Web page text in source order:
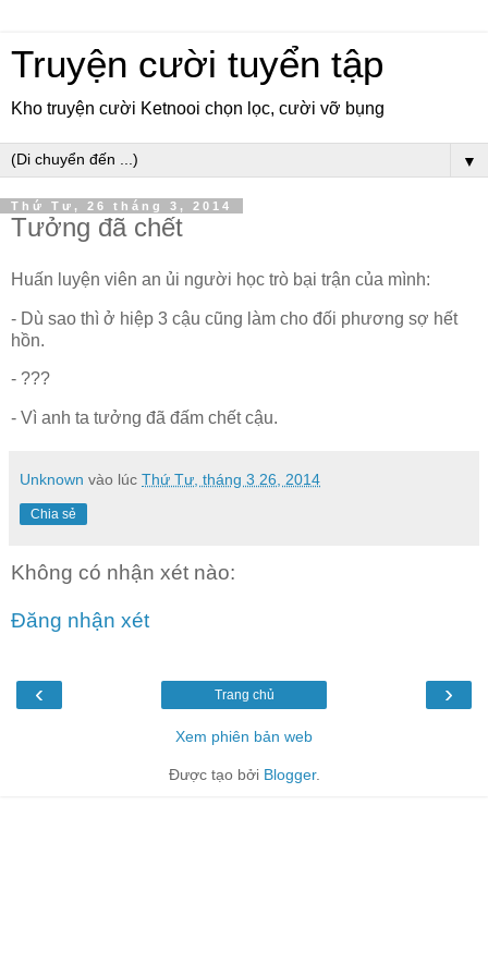
Truyện cười tuyển tập
Kho truyện cười Ketnooi chọn lọc, cười vỡ bụng
▼
Thứ Tư, 26 tháng 3, 2014
Tưởng đã chết
Huấn luyện viên an ủi người học trò bại trận của mình:
- Dù sao thì ở hiệp 3 cậu cũng làm cho đối phương sợ hết
hồn.
- ???
- Vì anh ta tưởng đã đấm chết cậu.
Unknown vào lúc Thứ Tư, tháng 3 26, 2014
Chia sẻ
Không có nhận xét nào:
Đăng nhận xét
‹ ›
Trang chủ
Xem phiên bản web
Được tạo bởi Blogger.